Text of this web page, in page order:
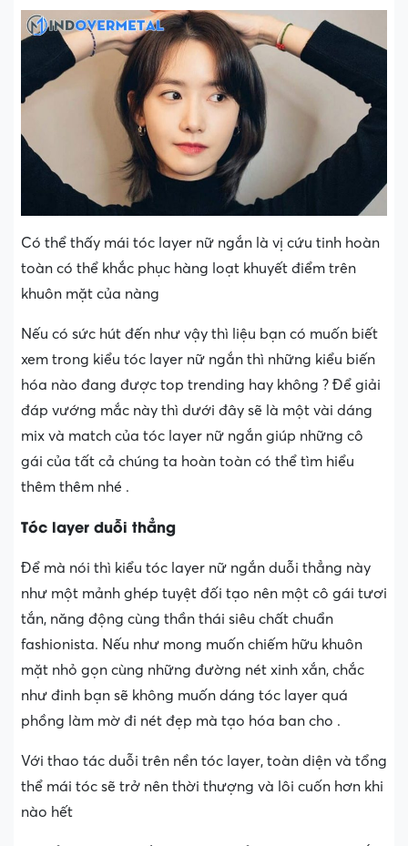
Có thể thấy mái tóc layer nữ ngắn là vị cứu tinh hoàn
toàn có thể khắc phục hàng loạt khuyết điểm trên
khuôn mặt của nàng
Nếu có sức hút đến như vậy thì liệu bạn có muốn biết
xem trong kiểu tóc layer nữ ngắn thì những kiểu biến
hóa nào đang được top trending hay không ? Để giải
đáp vướng mắc này thì dưới đây sẽ là một vài dáng
mix và match của tóc layer nữ ngắn giúp những cô
gái của tất cả chúng ta hoàn toàn có thể tìm hiểu
thêm thêm nhé .
Tóc layer duỗi thẳng
Để mà nói thì kiểu tóc layer nữ ngắn duỗi thẳng này
như một mảnh ghép tuyệt đối tạo nên một cô gái tươi
tắn, năng động cùng thần thái siêu chất chuẩn
fashionista. Nếu như mong muốn chiếm hữu khuôn
mặt nhỏ gọn cùng những đường nét xinh xắn, chắc
như đinh bạn sẽ không muốn dáng tóc layer quá
phồng làm mờ đi nét đẹp mà tạo hóa ban cho .
Với thao tác duỗi trên nền tóc layer, toàn diện và tổng
thể mái tóc sẽ trở nên thời thượng và lôi cuốn hơn khi
nào hết